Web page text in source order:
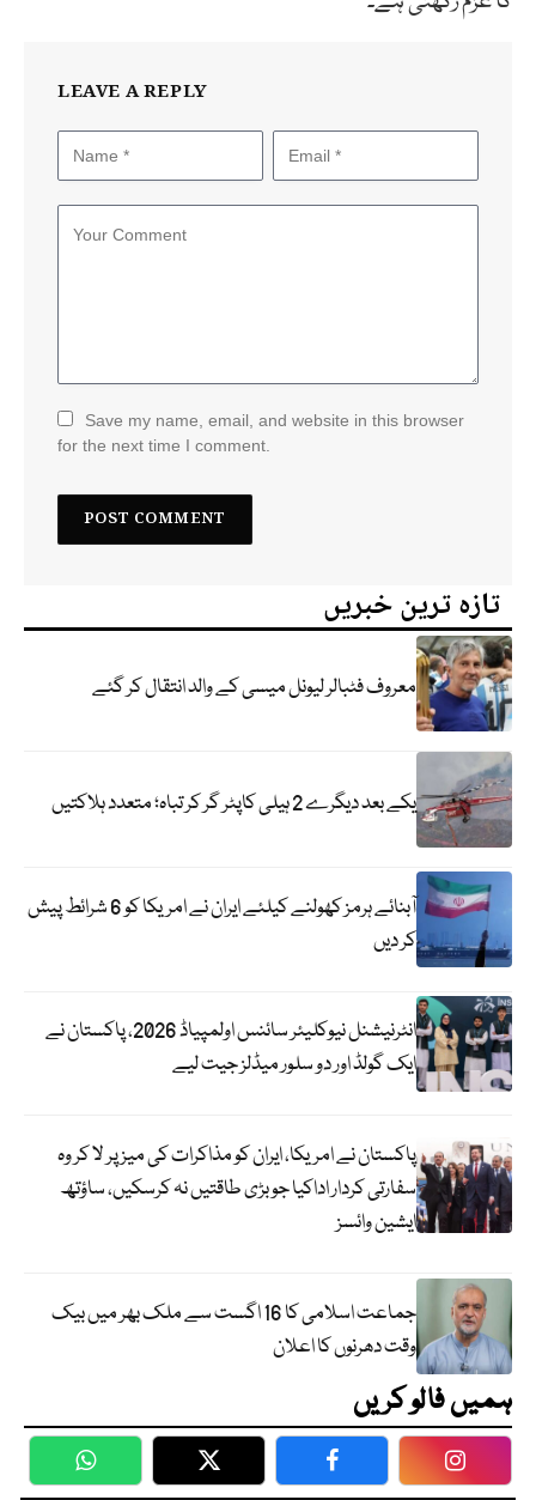
LEAVE A REPLY
Save my name, email, and website in this browser
for the next time I comment.
تازہ ترین خبریں
معروف فٹبالر لیونل میسی کے والد انتقال کر گئے
یکے بعد دیگرے 2 ہیلی کاپٹر گر کر تباہ؛ متعدد ہلاکتیں
آبنائے ہرمز کھولنے کیلئے ایران نے امریکا کو 6 شرائط پیش
کر دیں
انٹرنیشنل نیوکلیئر سائنس اولمپیاڈ 2026، پاکستان نے
ایک گولڈ اور دو سلور میڈلز جیت لیے
پاکستان نے امریکا، ایران کو مذاکرات کی میز پر لا کر وہ
سفارتی کردار اداکیا جو بڑی طاقتیں نہ کرسکیں، ساؤتھ
ایشین وائسز
جماعت اسلامی کا 16 اگست سے ملک بھر میں بیک
وقت دھرنوں کا اعلان
ہمیں فالو کریں
WhatsApp Twitter Facebook